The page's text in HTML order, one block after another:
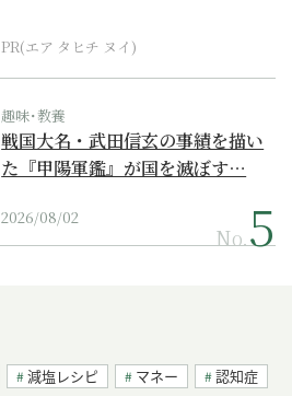
PR(エア タヒチ ヌイ)
趣味･教養
戦国大名・武田信玄の事績を描い
た『甲陽軍鑑』が国を滅ぼす…
2026/08/02
No.
減塩レシピ マネー
認知症